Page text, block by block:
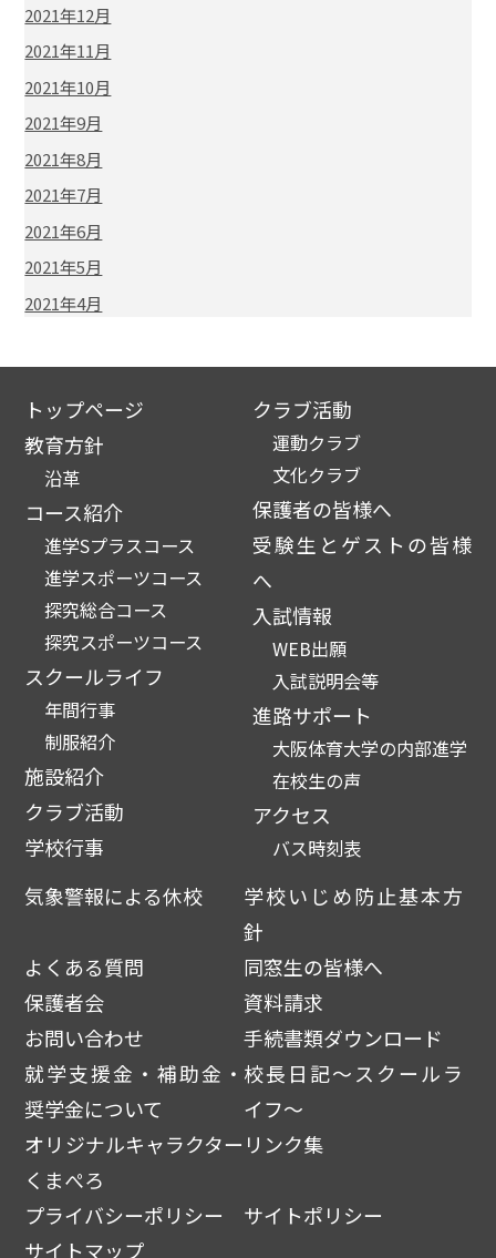
2021年12月
2021年11月
2021年10月
2021年9月
2021年8月
2021年7月
2021年6月
2021年5月
2021年4月
トップページ
教育方針
沿革
コース紹介
進学Sプラスコース
進学スポーツコース
探究総合コース
探究スポーツコース
スクールライフ
年間行事
制服紹介
施設紹介
クラブ活動
学校行事
クラブ活動
運動クラブ
文化クラブ
保護者の皆様へ
受験生とゲストの皆様
へ
入試情報
WEB出願
入試説明会等
進路サポート
大阪体育大学の内部進学
在校生の声
アクセス
バス時刻表
気象警報による休校
学校いじめ防止基本方
針
よくある質問
同窓生の皆様へ
保護者会
資料請求
お問い合わせ
手続書類ダウンロード
就学支援金・補助金・
奨学金について
校長日記～スクールラ
イフ～
オリジナルキャラクター
くまぺろ
リンク集
プライバシーポリシー
サイトポリシー
サイトマップ